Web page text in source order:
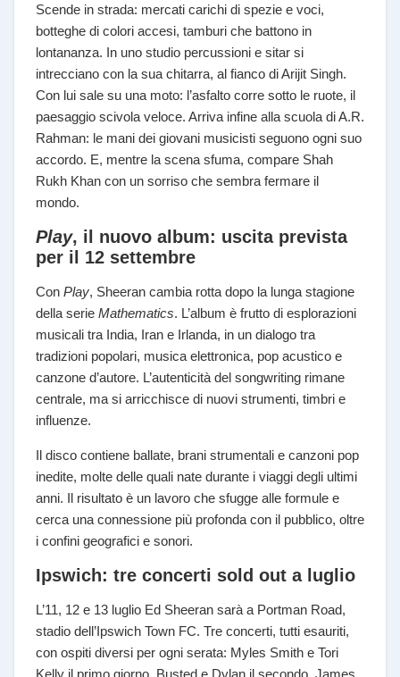
Scende in strada: mercati carichi di spezie e voci,
botteghe di colori accesi, tamburi che battono in
lontananza. In uno studio percussioni e sitar si
intrecciano con la sua chitarra, al fianco di Arijit Singh.
Con lui sale su una moto: l’asfalto corre sotto le ruote, il
paesaggio scivola veloce. Arriva infine alla scuola di A.R.
Rahman: le mani dei giovani musicisti seguono ogni suo
accordo. E, mentre la scena sfuma, compare Shah
Rukh Khan con un sorriso che sembra fermare il
mondo.
Play, il nuovo album: uscita prevista
per il 12 settembre
Con Play, Sheeran cambia rotta dopo la lunga stagione
della serie Mathematics. L’album è frutto di esplorazioni
musicali tra India, Iran e Irlanda, in un dialogo tra
tradizioni popolari, musica elettronica, pop acustico e
canzone d’autore. L’autenticità del songwriting rimane
centrale, ma si arricchisce di nuovi strumenti, timbri e
influenze.
Il disco contiene ballate, brani strumentali e canzoni pop
inedite, molte delle quali nate durante i viaggi degli ultimi
anni. Il risultato è un lavoro che sfugge alle formule e
cerca una connessione più profonda con il pubblico, oltre
i confini geografici e sonori.
Ipswich: tre concerti sold out a luglio
L’11, 12 e 13 luglio Ed Sheeran sarà a Portman Road,
stadio dell’Ipswich Town FC. Tre concerti, tutti esauriti,
con ospiti diversi per ogni serata: Myles Smith e Tori